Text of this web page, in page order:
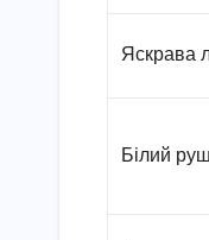
Яскрава
Білий